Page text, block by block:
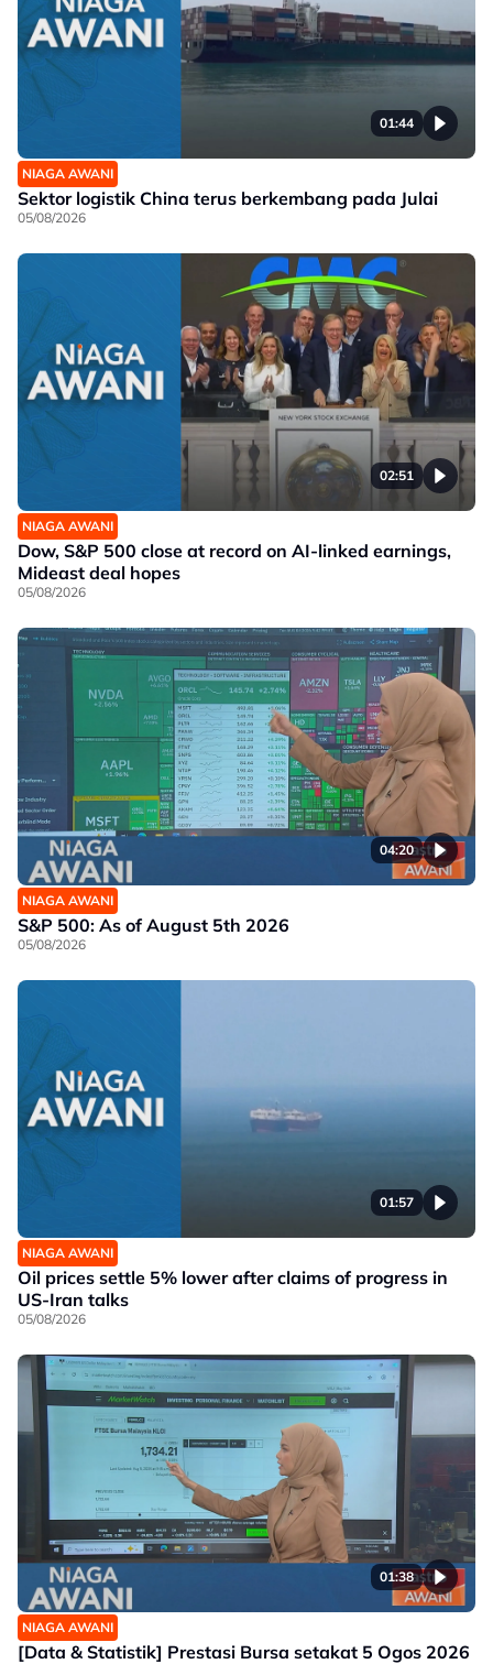
01:44
NIAGA AWANI
Sektor logistik China terus berkembang pada Julai
05/08/2026
02:51
NIAGA AWANI
Dow, S&P 500 close at record on AI-linked earnings,
Mideast deal hopes
05/08/2026
04:20
NIAGA AWANI
S&P 500: As of August 5th 2026
05/08/2026
01:57
NIAGA AWANI
Oil prices settle 5% lower after claims of progress in
US-Iran talks
05/08/2026
01:38
NIAGA AWANI
[Data & Statistik] Prestasi Bursa setakat 5 Ogos 2026